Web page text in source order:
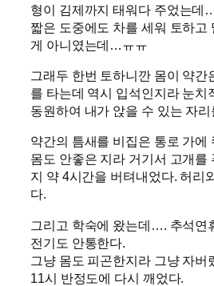
형이 김제까지 태워다 주었는데
짧은 도중에도 차를 세워 토하고
게 아니였는데…ㅠㅠ
그래두 한번 토하니깐 몸이 약간
를 타는데 역시 입석인지라 눈치
동원하여 내가 앉을 수 있는 자
약간의 틈새를 비집은 통로 가에
몸도 안좋은 지라 거기서 고개를
지 약 4시간을 버텨내었다. 허리
다.
그리고 학숙에 왔는데…. 추석연
전기도 안통한다.
그냥 몸도 피곤한지라 그냥 자버
11시 반정도에 다시 깨었다.